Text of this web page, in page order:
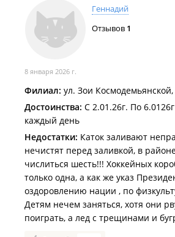
Тёплый декабрь мешает заливать
Более 70 катков во всех районах
зимой для жителей и гостей
Геннадий
Отзывов 1
8 января 2026 г.
Филиал: ул. Зои
Достоинства: С 2.01.26г. По
каждый день
Недостатки: Каток заливают
нечистят перед заливкой, в
числиться шесть!!! Хоккейных
только одна, а как же указ
оздоровлению нации , по
Детям нечем заняться, хотя они
поиграть, а лед с трещинами и